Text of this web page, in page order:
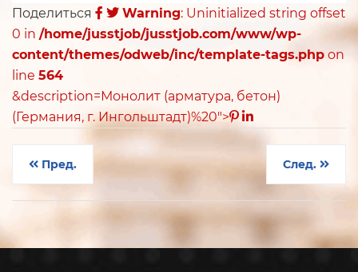
Поделиться Warning: Uninitialized string offset
0 in /home/jusstjob/jusstjob.com/www/wp-
content/themes/odweb/inc/template-tags.php on
line 564
&description=Монолит (арматура, бетон)
(Германия, г. Ингольштадт)%20">
Пред. След.